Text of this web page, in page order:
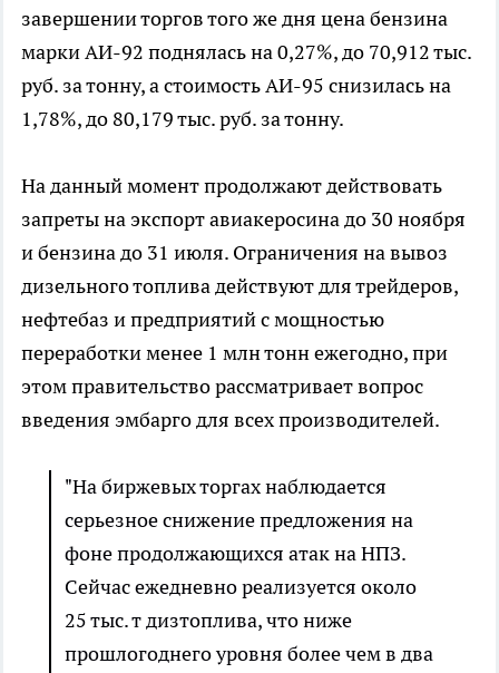
завершении торгов того же дня цена бензина
марки АИ-92 поднялась на 0,27%, до 70,912 тыс.
руб. за тонну, а стоимость АИ-95 снизилась на
1,78%, до 80,179 тыс. руб. за тонну.
На данный момент продолжают действовать
запреты на экспорт авиакеросина до 30 ноября
и бензина до 31 июля. Ограничения на вывоз
дизельного топлива действуют для трейдеров,
нефтебаз и предприятий с мощностью
переработки менее 1 млн тонн ежегодно, при
этом правительство рассматривает вопрос
введения эмбарго для всех производителей.
"На биржевых торгах наблюдается
серьезное снижение предложения на
фоне продолжающихся атак на НПЗ.
Сейчас ежедневно реализуется около
25 тыс. т дизтоплива, что ниже
прошлогоднего уровня более чем в два